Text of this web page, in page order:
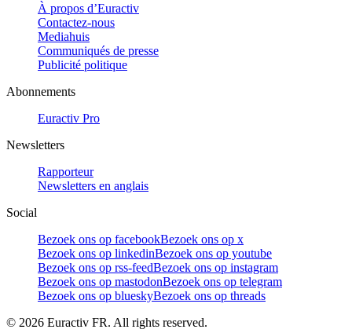
À propos d’Euractiv
Contactez-nous
Mediahuis
Communiqués de presse
Publicité politique
Abonnements
Euractiv Pro
Newsletters
Rapporteur
Newsletters en anglais
Social
Bezoek ons op facebookBezoek ons op x
Bezoek ons op linkedinBezoek ons op youtube
Bezoek ons op rss-feedBezoek ons op instagram
Bezoek ons op mastodonBezoek ons op telegram
Bezoek ons op blueskyBezoek ons op threads
© 2026 Euractiv FR. All rights reserved.